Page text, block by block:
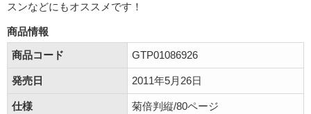
スンなどにもオススメです！
商品情報
商品コード
GTP01086926
発売日 2011年5月26日
仕様 菊倍判縦/80ページ